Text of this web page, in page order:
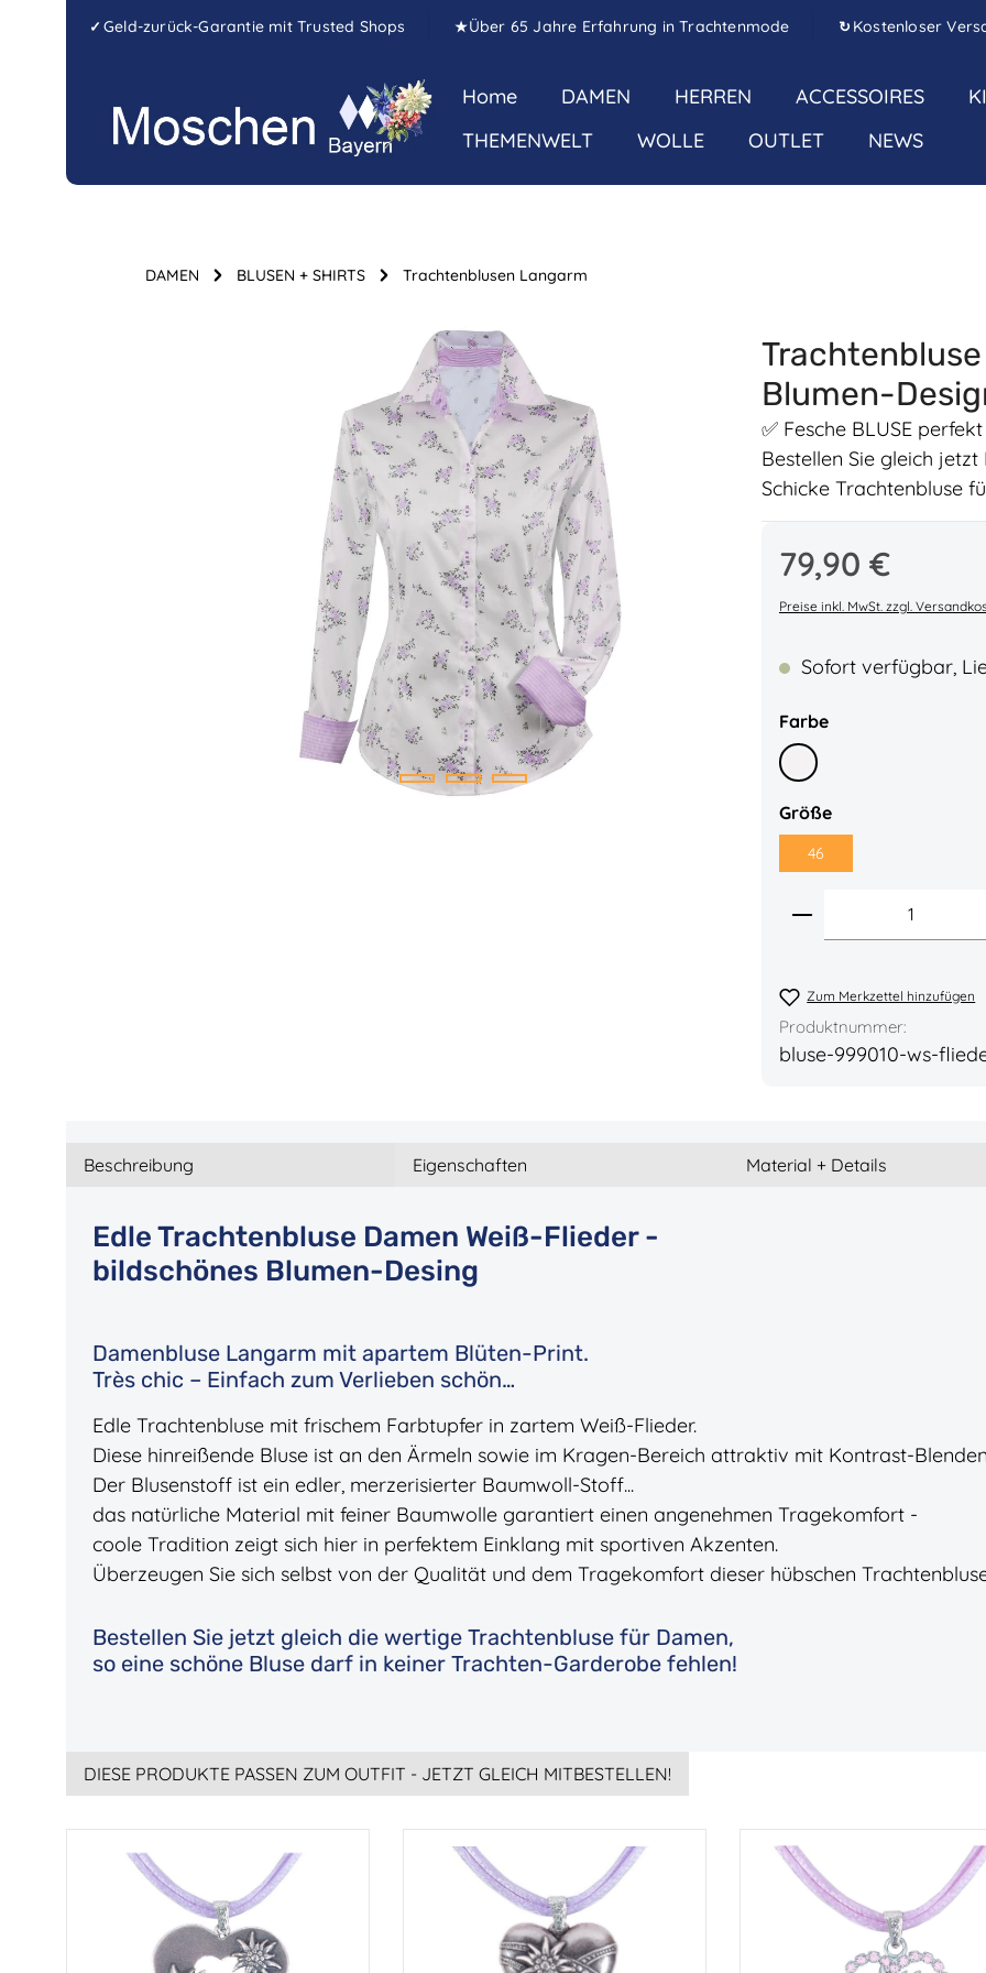
Zum Hauptinhalt springen
Zur Hauptnavigation springen
✓ Geld-zurück-Garantie mit Trusted Shops ★Über 65 Jahre Erfahrung in Trachtenmode ↻ Kostenloser
Home DAMEN HERREN ACCESSOIRES
THEMENWELT
WOLLE OUTLET NEWS
DAMEN BLUSEN + SHIRTS Trachtenblusen Langarm
Blumen-
✅ Fesche BLUSE
Bestellen Sie gleich
Schicke Trachtenbluse
Regulärer Preis:
79,90 €
Preise inkl. MwSt. zzgl.
Sofort verfügbar,
Farbeauswählen
Weiß
Größeauswählen
46
Produkt
Zum Merkzettel hinzufügen
Produktnummer:
bluse-999010-ws-
Beschreibung Eigenschaften Material + Details
Edle Trachtenbluse Damen Weiß-Flieder -
bildschönes Blumen-Desing
Damenbluse Langarm mit apartem Blüten-Print.
Très chic – Einfach zum Verlieben schön…
Edle Trachtenbluse mit frischem Farbtupfer in zartem Weiß-Flieder.
Diese hinreißende Bluse ist an den Ärmeln sowie im Kragen-Bereich attraktiv mit Kontrast-
Der Blusenstoff ist ein edler, merzerisierter Baumwoll-Stoff...
das natürliche Material mit feiner Baumwolle garantiert einen angenehmen Tragekomfort -
coole Tradition zeigt sich hier in perfektem Einklang mit sportiven Akzenten.
Überzeugen Sie sich selbst von der Qualität und dem Tragekomfort dieser hübschen
Bestellen Sie jetzt gleich die wertige Trachtenbluse für Damen,
so eine schöne Bluse darf in keiner Trachten-Garderobe fehlen!
DIESE PRODUKTE PASSEN ZUM OUTFIT - JETZT GLEICH MITBESTELLEN!